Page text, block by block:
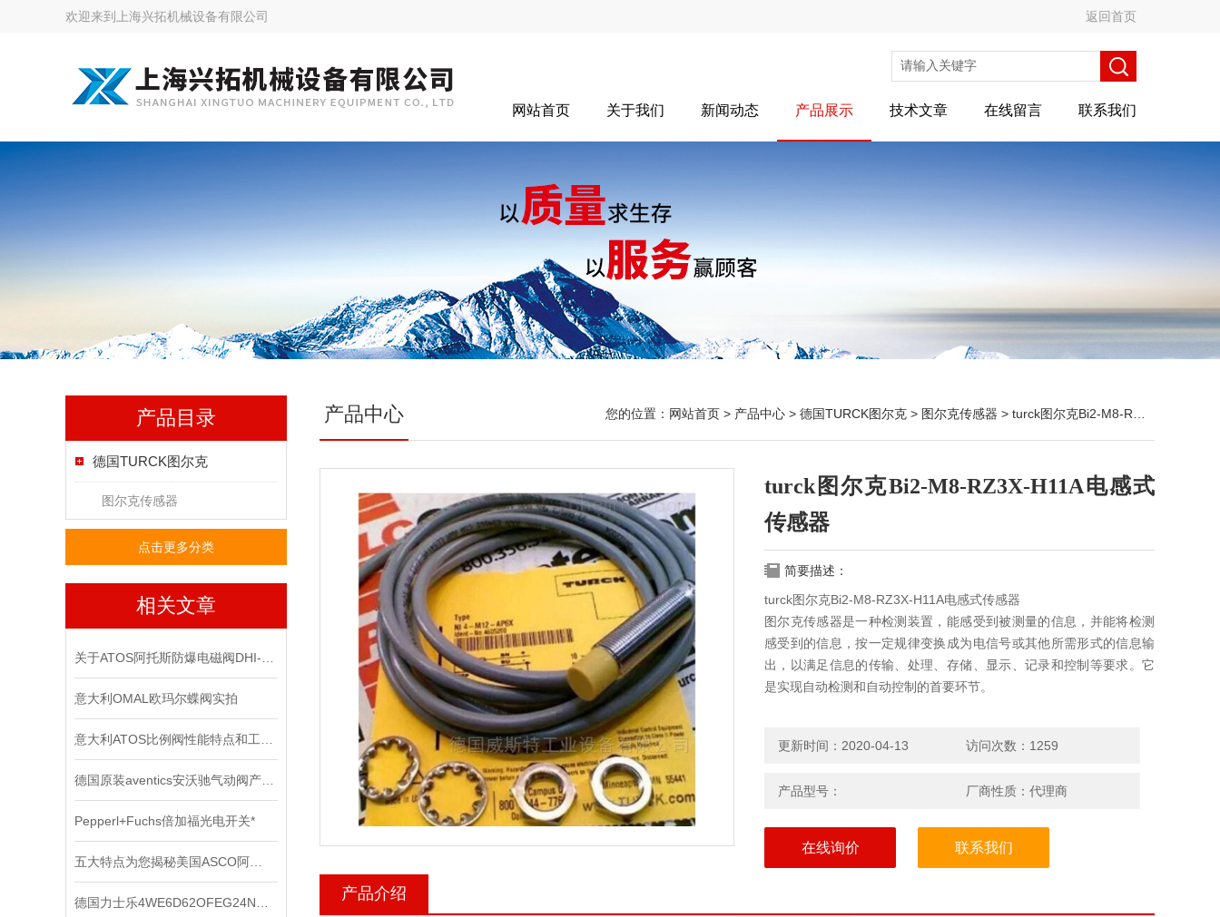
欢迎来到 上海兴拓机械设备有限公司 返回首页
网站首页 关于我们 新闻动态 产品展示 技术文章 在线留言 联系我们
产品目录
德国TURCK图尔克
图尔克传感器
点击更多分类
相关文章
意大利OMAL欧玛尔蝶阀实拍
Pepperl+Fuchs倍加福光电开关*
产品中心 您的位置： 网站首页 > 产品中心 > 德国TURCK图尔克 > 图尔克传感器 > turck图尔克Bi2-M8-RZ3X-H11A电感式传感器
turck图尔克Bi2-M8-RZ3X-H11A电感式
传感器
简要描述：
turck图尔克Bi2-M8-RZ3X-H11A电感式传感器
图尔克传感器是一种检测装置，能感受到被测量的信息，并能将检测
感受到的信息，按一定规律变换成为电信号或其他所需形式的信息输
出，以满足信息的传输、处理、存储、显示、记录和控制等要求。它
是实现自动检测和自动控制的首要环节。
更新时间：2020-04-13 访问次数：1259
产品型号： 厂商性质：代理商
在线询价 联系我们
产品介绍